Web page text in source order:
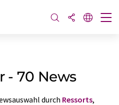
- 70 News
durch Ressorts,